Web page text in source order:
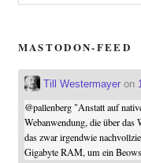
MASTODON-FEED
Till Westermayeron
@pallenberg"Anstatt auf
Webanwendung, die über
das zwar irgendwie
Gigabyte RAM, um ein